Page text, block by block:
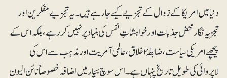
دنیا میں امریکا کے زوال کے تجزیے کیے جا رہے ہیں۔ یہ تجزیے مفکرین اور
تجزیہ نگار محض جذبات اور خواہشاتِ نفس کی بنیاد پر نہیں کر رہے، بلکہ اس کے
پیچھے امریکی سیاست، ضابطۂ اخلاق، عالمی آمریت اور مذہب سے اس کی
لاپروائی کی طویل تاریخ پنہاں ہے۔ اس سوچ بچار میں اضافہ خصوصاً نائن الیون